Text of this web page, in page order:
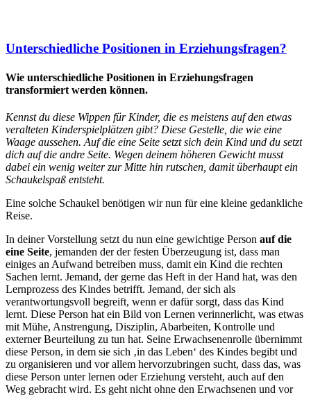
Unterschiedliche Positionen in Erziehungsfragen?
Wie unterschiedliche Positionen in Erziehungsfragen
transformiert werden können.
Kennst du diese Wippen für Kinder, die es meistens auf den etwas
veralteten Kinderspielplätzen gibt? Diese Gestelle, die wie eine
Waage aussehen. Auf die eine Seite setzt sich dein Kind und du setzt
dich auf die andre Seite. Wegen deinem höheren Gewicht musst
dabei ein wenig weiter zur Mitte hin rutschen, damit überhaupt ein
Schaukelspaß entsteht.
Eine solche Schaukel benötigen wir nun für eine kleine gedankliche
Reise.
In deiner Vorstellung setzt du nun eine gewichtige Person auf die
eine Seite, jemanden der der festen Überzeugung ist, dass man
einiges an Aufwand betreiben muss, damit ein Kind die rechten
Sachen lernt. Jemand, der gerne das Heft in der Hand hat, was den
Lernprozess des Kindes betrifft. Jemand, der sich als
verantwortungsvoll begreift, wenn er dafür sorgt, dass das Kind
lernt. Diese Person hat ein Bild von Lernen verinnerlicht, was etwas
mit Mühe, Anstrengung, Disziplin, Abarbeiten, Kontrolle und
externer Beurteilung zu tun hat. Seine Erwachsenenrolle übernimmt
diese Person, in dem sie sich ‚in das Leben‘ des Kindes begibt und
zu organisieren und vor allem hervorzubringen sucht, dass das, was
diese Person unter lernen oder Erziehung versteht, auch auf den
Weg gebracht wird. Es geht nicht ohne den Erwachsenen und vor